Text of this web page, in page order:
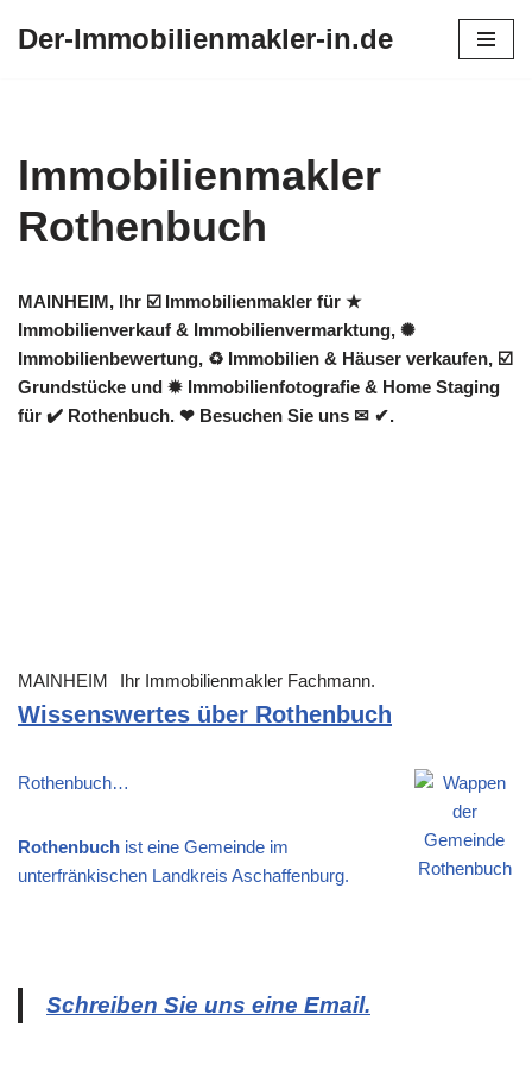
Der-Immobilienmakler-in.de
Immobilienmakler
Rothenbuch
MAINHEIM, Ihr ☑️ Immobilienmakler für ★
Immobilienverkauf & Immobilienvermarktung, ✺
Immobilienbewertung, ♻ Immobilien & Häuser verkaufen, ☑️
Grundstücke und ✹ Immobilienfotografie & Home Staging
für ✔️ Rothenbuch. ❤ Besuchen Sie uns ✉ ✔.
MAINHEIM Ihr Immobilienmakler Fachmann.
Wissenswertes über Rothenbuch
Rothenbuch…
Rothenbuch ist eine Gemeinde im
unterfränkischen Landkreis Aschaffenburg.
Schreiben Sie uns eine Email.